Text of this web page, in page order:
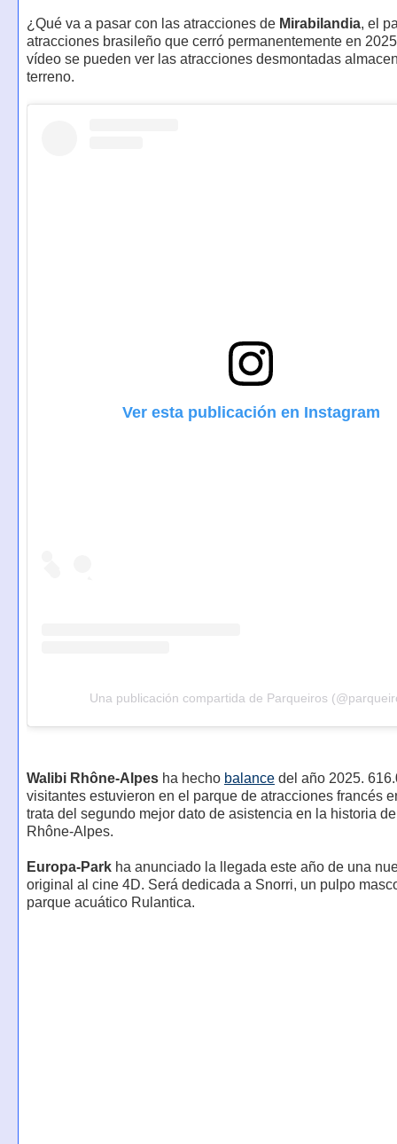
¿Qué va a pasar con las atracciones de Mirabilandia, el
atracciones brasileño que cerró permanentemente en
vídeo se pueden ver las atracciones desmontadas
terreno.
Ver esta publicación en Instagram
Una publicación compartida de Parqueiros
Walibi Rhône-Alpesha hecho balancedel año 2025.
visitantes estuvieron en el parque de atracciones francés
trata del segundo mejor dato de asistencia en la historia
Rhône-Alpes.
Europa-Parkha anunciado la llegada este año de una
original al cine 4D. Será dedicada a Snorri, un pulpo
parque acuático Rulantica.